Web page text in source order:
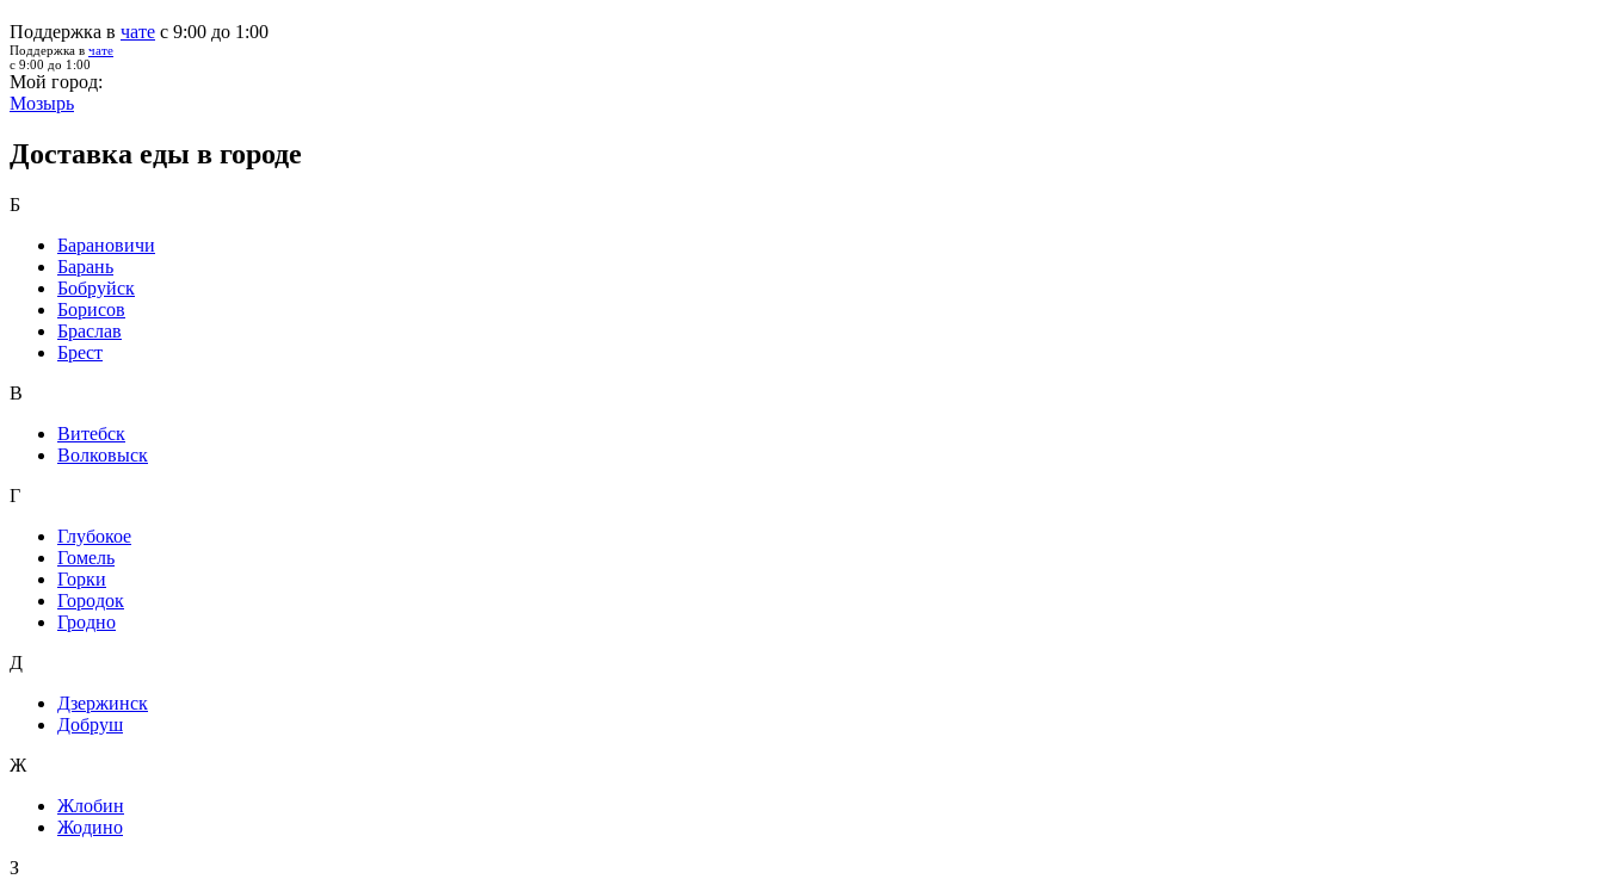
Поддержка в чате с 9:00 до 1:00
Поддержка в чате
с 9:00 до 1:00
Мой город:
Мозырь
Доставка еды в городе
Б
Барановичи
Барань
Бобруйск
Борисов
Браслав
Брест
В
Витебск
Волковыск
Г
Глубокое
Гомель
Горки
Городок
Гродно
Д
Дзержинск
Добруш
Ж
Жлобин
Жодино
З